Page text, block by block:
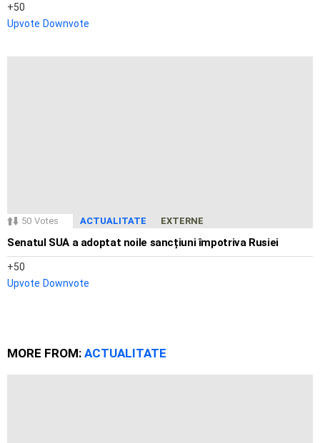
50
Upvote Downvote
50 Votes ACTUALITATE EXTERNE
Senatul SUA a adoptat noile sancțiuni împotriva Rusiei
50
Upvote Downvote
MORE FROM: ACTUALITATE